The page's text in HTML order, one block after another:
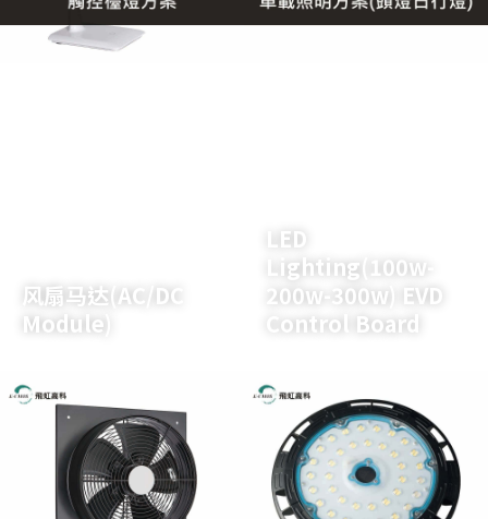
风扇马达(AC/DC
Module)
LED
Lighting(100w-
200w-300w) EVD
Control Board